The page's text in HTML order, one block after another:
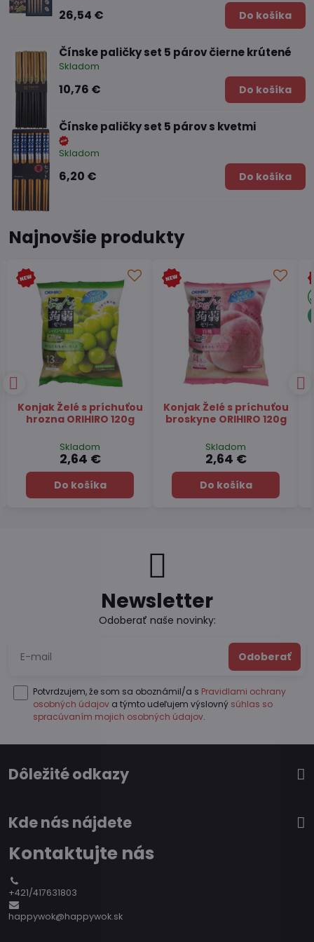
26,54 € Do košíka
Čínske paličky set 5 párov čierne krútené
Skladom
10,76 € Do košíka
Čínske paličky set 5 párov s kvetmi
Skladom
6,20 € Do košíka
Najnovšie produkty
Papier ryžový na
závitky 22cm SA GIANG
Skladom
2,84 €
Do košíka
Čaj Matcha Yuzu
TSUBOICHI 5x10g
Skladom
7,45 €
Do košíka
Newsletter
Odoberať naše novinky:
Odoberať
Potvrdzujem, že som sa oboznámil/a s Pravidlami ochrany
osobných údajov a týmto udeľujem výslovný súhlas so
spracúvaním mojich osobných údajov.
Dôležité odkazy
Kde nás nájdete
Kontaktujte nás
+421/417631803
happywok@happywok.sk